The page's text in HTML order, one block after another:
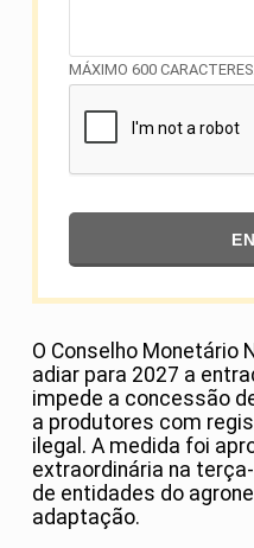
MÁXIMO 600
O Conselho Monetário
adiar para 2027 a
impede a concessão
a produtores com
ilegal. A medida foi
extraordinária na
de entidades do
adaptação.